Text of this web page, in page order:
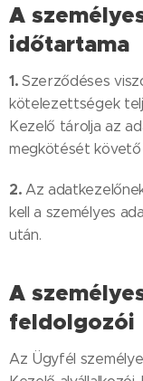
A
időtartama
1.Szerződéses
kötelezettségek
Kezelő tárolja az
megkötését követő
2.Az
kell a személyes
után.
A
feldolgozói
Az Ügyfél